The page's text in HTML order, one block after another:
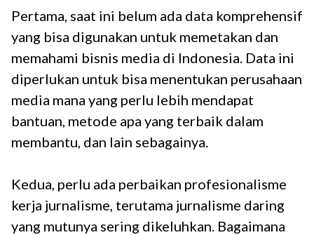
Pertama, saat ini belum ada data komprehensif
yang bisa digunakan untuk memetakan dan
memahami bisnis media di Indonesia. Data ini
diperlukan untuk bisa menentukan perusahaan
media mana yang perlu lebih mendapat
bantuan, metode apa yang terbaik dalam
membantu, dan lain sebagainya.
Kedua, perlu ada perbaikan profesionalisme
kerja jurnalisme, terutama jurnalisme daring
yang mutunya sering dikeluhkan. Bagaimana